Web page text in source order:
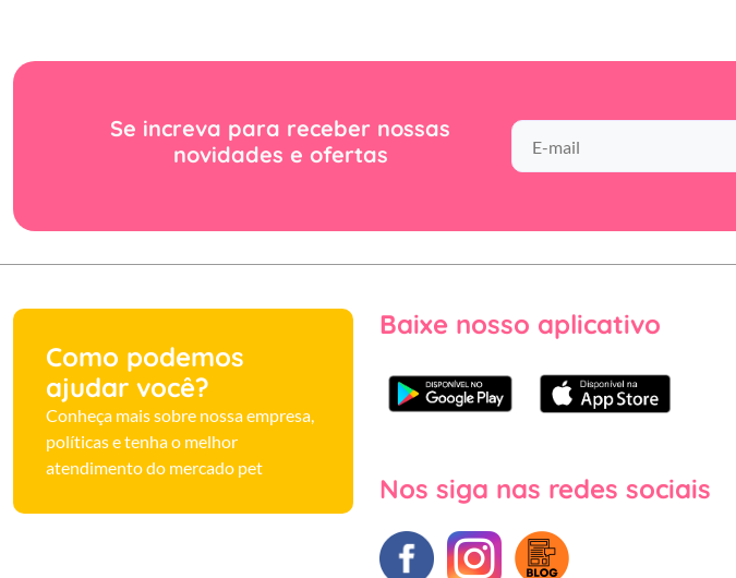
Se increva para receber nossas
novidades e ofertas
Como podemos
ajudar você?
Conheça mais sobre nossa empresa,
políticas e tenha o melhor
atendimento do mercado pet
Baixe nosso aplicativo
Nos siga nas redes sociais